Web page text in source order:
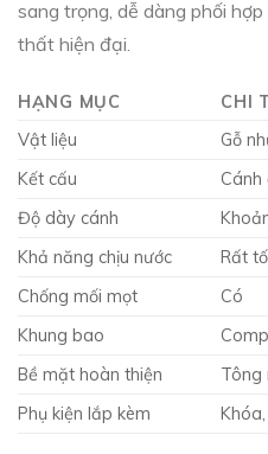
sang trọng, dễ dàng phối
thất hiện đại.
HẠNG MỤC
CHI
Vật liệu
Gỗ
Kết cấu
Cánh
Độ dày cánh
Khả năng chịu nước
Rất
Chống mối mọt
Có
Khung bao
Bề mặt hoàn thiện
Tông
Phụ kiện lắp kèm